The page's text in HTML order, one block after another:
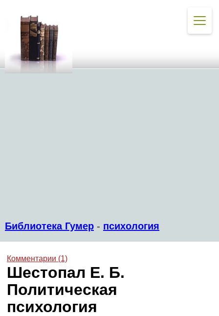
Библиотека Гумер - психология
Комментарии (1)
Шестопал Е. Б.
Политическая
психология